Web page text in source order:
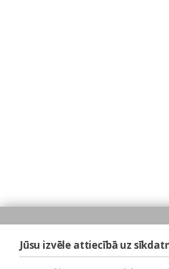
Jūsu izvēle attiecībā uz